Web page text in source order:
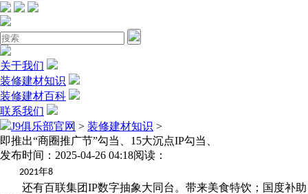
关于我们
装修建材知识
装修建材百科
联系我们
J9俱乐部官网 > 装修建材知识 >
即推出“商圈推广节”勾当、15大沉点IP勾当、
发布时间：2025-04-26 04:18阅读：
2021年8
还有百联集团IP数字抽象大同台。带来美食特饮；国度补助